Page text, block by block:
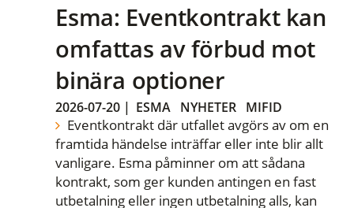
Esma: Eventkontrakt kan
omfattas av förbud mot
binära optioner
2026-07-20 | ESMA NYHETER MIFID
Eventkontrakt där utfallet avgörs av om en
framtida händelse inträffar eller inte blir allt
vanligare. Esma påminner om att sådana
kontrakt, som ger kunden antingen en fast
utbetalning eller ingen utbetalning alls, kan